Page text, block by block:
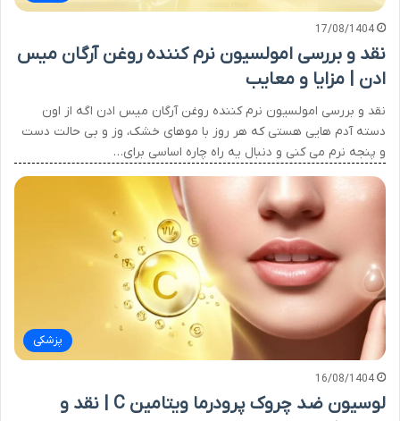
17/08/1404
نقد و بررسی امولسیون نرم کننده روغن آرگان میس
ادن | مزایا و معایب
نقد و بررسی امولسیون نرم کننده روغن آرگان میس ادن اگه از اون
دسته آدم هایی هستی که هر روز با موهای خشک، وز و بی حالت دست
و پنجه نرم می کنی و دنبال یه راه چاره اساسی برای…
پزشکی
16/08/1404
لوسیون ضد چروک پرودرما ویتامین C | نقد و